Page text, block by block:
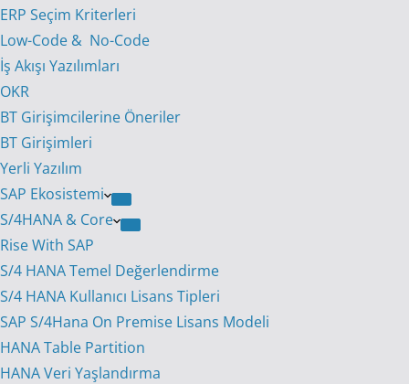
ERP Seçim Kriterleri
Low-Code & No-Code
İş Akışı Yazılımları
OKR
BT Girişimcilerine Öneriler
BT Girişimleri
Yerli Yazılım
SAP Ekosistemi
S/4HANA & Core
Rise With SAP
S/4 HANA Temel Değerlendirme
S/4 HANA Kullanıcı Lisans Tipleri
SAP S/4Hana On Premise Lisans Modeli
HANA Table Partition
HANA Veri Yaşlandırma